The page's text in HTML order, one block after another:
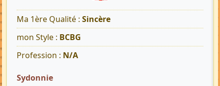
Ma 1ère Qualité : Sincère
mon Style : BCBG
Profession : N/A
Sydonnie